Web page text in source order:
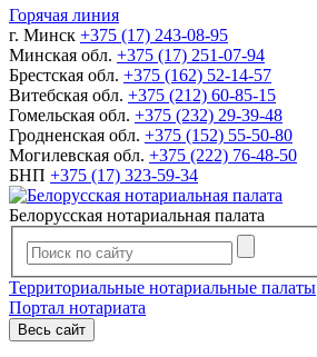
Горячая линия
г. Минск +375 (17) 243-08-95
Минская обл. +375 (17) 251-07-94
Брестская обл. +375 (162) 52-14-57
Витебская обл. +375 (212) 60-85-15
Гомельская обл. +375 (232) 29-39-48
Гродненская обл. +375 (152) 55-50-80
Могилевская обл. +375 (222) 76-48-50
БНП +375 (17) 323-59-34
Белорусская нотариальная палата
Территориальные нотариальные палаты
Портал нотариата
Весь сайт